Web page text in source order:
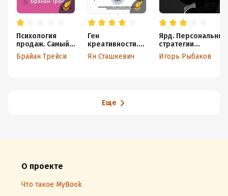
Психология
продаж. Самый
эффективный
подход к
Брайан Трейси
Ген
креативности.
Как
придумывать
способности
Ян Сташкевич
Ярд. Персональные
стратегии
превосходства
Игорь Рыбаков
Еще
О проекте
Что такое MyBook